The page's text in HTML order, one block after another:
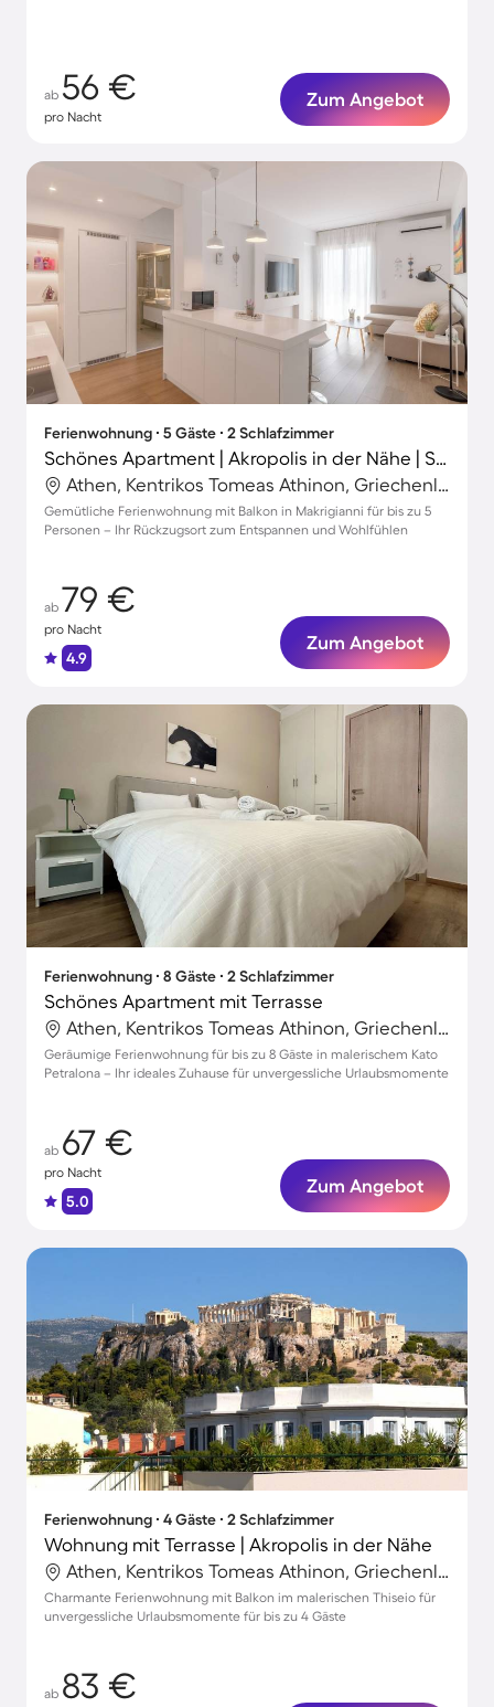
ab 56 €
pro Nacht
Zum Angebot
Ferienwohnung ∙ 5 Gäste ∙ 2 Schlafzimmer
Schönes Apartment | Akropolis in der Nähe | Stadtblick
Athen, Kentrikos Tomeas Athinon, Griechenland
Gemütliche Ferienwohnung mit Balkon in Makrigianni für bis zu 5
Personen – Ihr Rückzugsort zum Entspannen und Wohlfühlen
ab 79 €
pro Nacht
4.9
Zum Angebot
Ferienwohnung ∙ 8 Gäste ∙ 2 Schlafzimmer
Schönes Apartment mit Terrasse
Athen, Kentrikos Tomeas Athinon, Griechenland
Geräumige Ferienwohnung für bis zu 8 Gäste in malerischem Kato
Petralona – Ihr ideales Zuhause für unvergessliche Urlaubsmomente
ab 67 €
pro Nacht
5.0
Zum Angebot
Ferienwohnung ∙ 4 Gäste ∙ 2 Schlafzimmer
Wohnung mit Terrasse | Akropolis in der Nähe
Athen, Kentrikos Tomeas Athinon, Griechenland
Charmante Ferienwohnung mit Balkon im malerischen Thiseio für
unvergessliche Urlaubsmomente für bis zu 4 Gäste
ab 83 €